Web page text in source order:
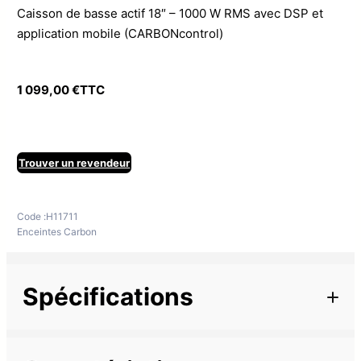
Caisson de basse actif 18″ – 1000 W RMS avec DSP et
application mobile (CARBONcontrol)
1 099,00€TTC
Trouver un revendeur
Code :H11711
Enceintes Carbon
Spécifications